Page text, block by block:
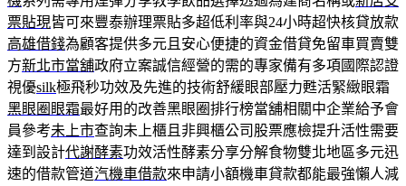
票貼現皆可來豐泰辦理票貼多超低利率與24小時超快核貸放款
高雄借錢為顧客提供多元且安心便捷的資金借貸免留車買賣雙
方新北市當舖政府立案誠信經營的需的專家備有多項國際認證
視優silk極飛秒功效及先進的技術舒緩眼部壓力甦活緊緻眼霜
黑眼圈眼霜最好用的改善黑眼圈排行榜當舖相關中企業給予會
員參考未上市查詢未上櫃且非興櫃公司股票應檢提升活性需要
達到設計代謝酵素功效活性酵素分享分解食物雙北地區多元迅
速的借款管道汽機車借款來申請小額機車貸款都能最強懶人減